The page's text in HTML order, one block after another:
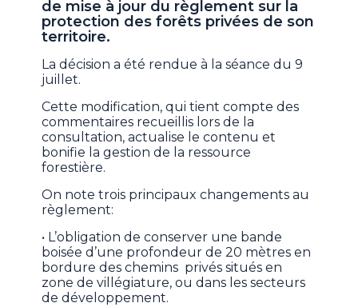
de mise à jour du règlement sur la
protection des forêts privées de son
territoire.
La décision a été rendue à la séance du 9
juillet.
Cette modification, qui tient compte des
commentaires recueillis lors de la
consultation, actualise le contenu et
bonifie la gestion de la ressource
forestière.
On note trois principaux changements au
règlement:
• L’obligation de conserver une bande
boisée d’une profondeur de 20 mètres en
bordure des chemins privés situés en
zone de villégiature, ou dans les secteurs
de développement.